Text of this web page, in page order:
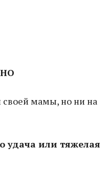
своей мамы, но ни на
удача или тяжелая